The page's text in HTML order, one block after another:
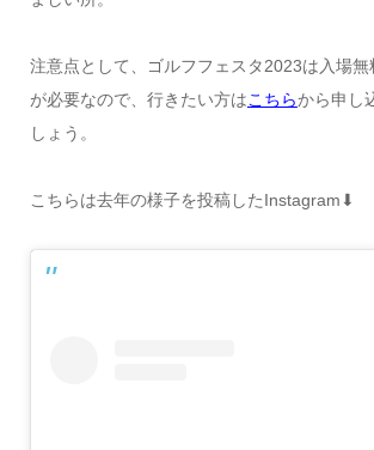
注意点として、ゴルフフェスタ2023は入場
が必要なので、行きたい方はこちらから申し
しょう。
こちらは去年の様子を投稿したInstagram⬇︎